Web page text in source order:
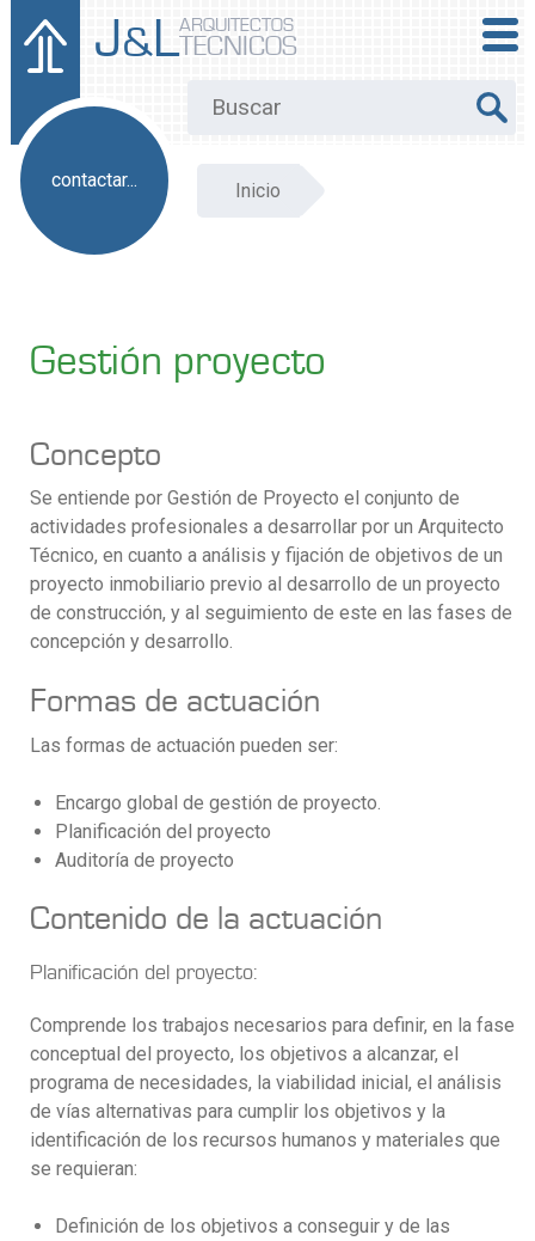
J&LARQUITECTOS
TECNICOS
contactar... Inicio
Gestión proyecto
Concepto
Se entiende por Gestión de Proyecto el conjunto de
actividades profesionales a desarrollar por un Arquitecto
Técnico, en cuanto a análisis y fijación de objetivos de un
proyecto inmobiliario previo al desarrollo de un proyecto
de construcción, y al seguimiento de este en las fases de
concepción y desarrollo.
Formas de actuación
Las formas de actuación pueden ser:
Encargo global de gestión de proyecto.
Planificación del proyecto
Auditoría de proyecto
Contenido de la actuación
Planificación del proyecto:
Comprende los trabajos necesarios para definir, en la fase
conceptual del proyecto, los objetivos a alcanzar, el
programa de necesidades, la viabilidad inicial, el análisis
de vías alternativas para cumplir los objetivos y la
identificación de los recursos humanos y materiales que
se requieran:
Definición de los objetivos a conseguir y de las